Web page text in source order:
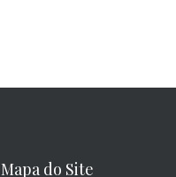
Mapa do Site